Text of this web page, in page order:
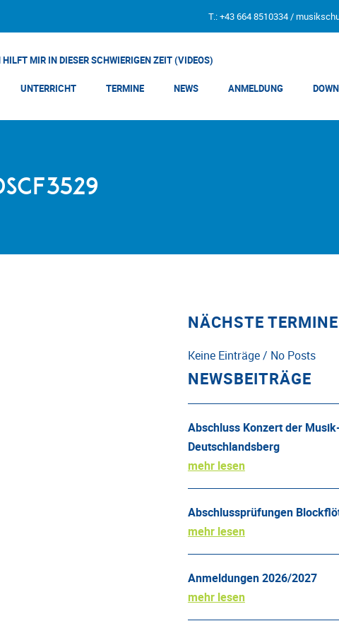
T.: +43 664 8510334 /
MIR IN DIESER SCHWIERIGEN ZEIT (VIDEOS)
UNTERRICHT TERMINE NEWS ANMELDUNG
NÄCHSTE TERMINE
Keine Einträge / No Posts
NEWSBEITRÄGE
Abschluss Konzert der
Deutschlandsberg
mehr lesen
Abschlussprüfungen
mehr lesen
Anmeldungen 2026/2027
mehr lesen